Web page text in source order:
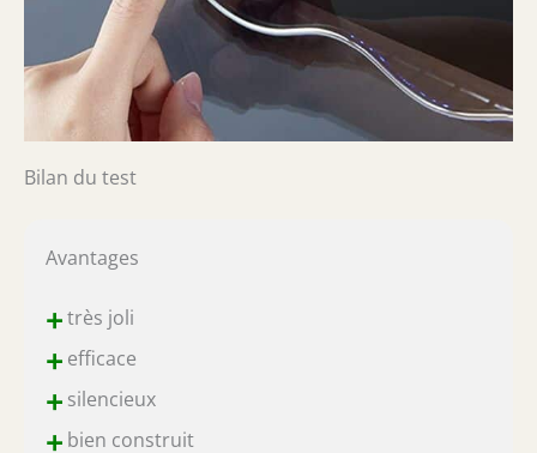
Bilan du test
Avantages
+très joli
+efficace
+silencieux
+bien construit